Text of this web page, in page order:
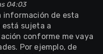
04:03
información de esta
está sujeta a
conforme me vaya
Por ejemplo, de